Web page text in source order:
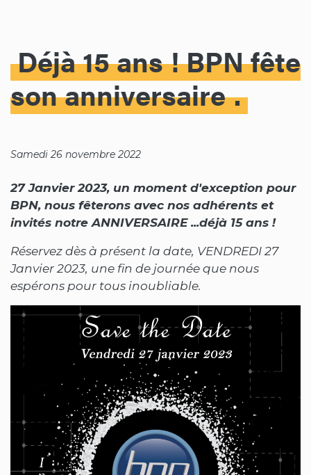
Déjà 15 ans ! BPN fête
son anniversaire
Samedi 26 novembre 2022
27 Janvier 2023, un moment d'exception pour
BPN, nous fêterons avec nos adhérents et
invités notre ANNIVERSAIRE ...déjà 15 ans !
Réservez dès à présent la date, VENDREDI 27
Janvier 2023, une fin de journée que nous
espérons pour tous inoubliable.